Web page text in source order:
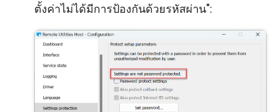
ตั้งค่าไม่ได้มีการป้องกันด้วยรหัสผ่าน":